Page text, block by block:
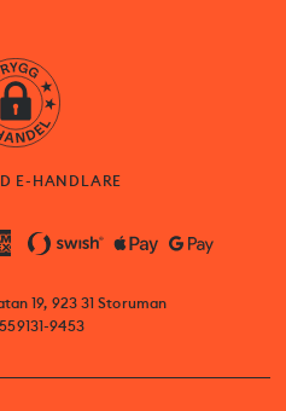
E-HANDLARE
19, 923 31 Storuman
9453